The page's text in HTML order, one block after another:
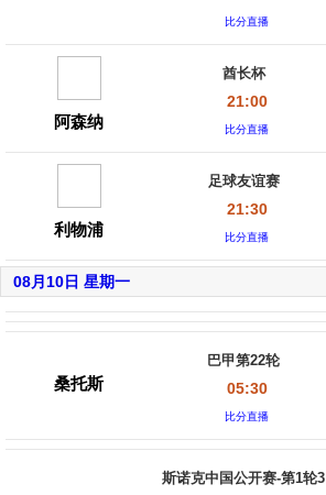
比分直播
阿森纳
酋长杯
21:00
比分直播
利物浦
足球友谊赛
21:30
比分直播
08月10日 星期一
桑托斯
巴甲第22轮
05:30
比分直播
斯诺克中国公开赛-第1轮3